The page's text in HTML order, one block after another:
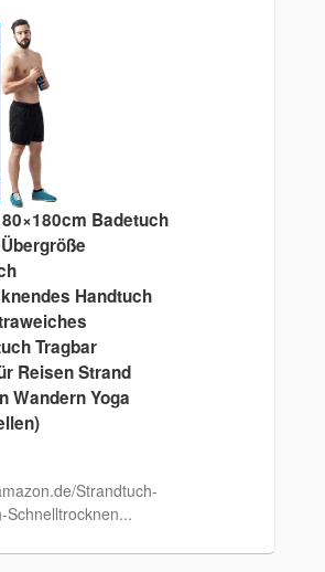
Badetuch
Handtuch
Tragbar
Reisen Strand
Wandern Yoga
Strandtuch-
Schnelltrocknen...